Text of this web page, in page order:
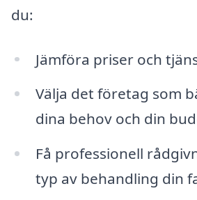
du:
Jämföra priser och
Välja det företag som
dina behov och din
Få professionell
typ av behandling din